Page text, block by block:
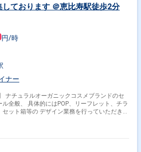
ております ＠恵比寿駅徒歩2分
円/時
ナー
ナチュラルオーガニックコスメブランドのセ
全般、 具体的にはPOP、リーフレット、チラ
ット箱等の デザイン業務を行っていただきま